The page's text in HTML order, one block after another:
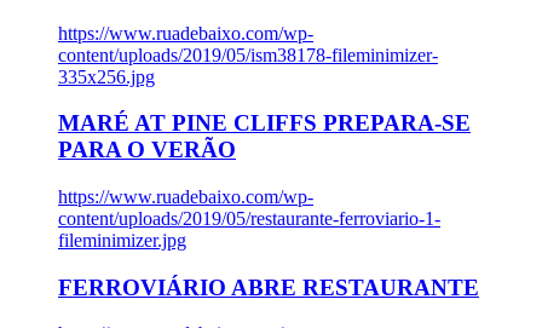
https://www.ruadebaixo.com/wp-
content/uploads/2019/05/ism38178-fileminimizer-
335x256.jpg
MARÉ AT PINE CLIFFS PREPARA-SE
PARA O VERÃO
https://www.ruadebaixo.com/wp-
content/uploads/2019/05/restaurante-ferroviario-1-
fileminimizer.jpg
FERROVIÁRIO ABRE RESTAURANTE